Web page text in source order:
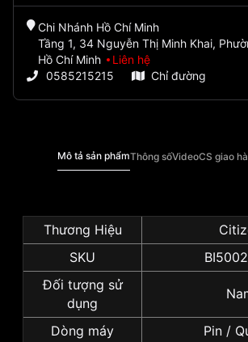
Chi Nhánh Hồ Chí Minh
Tầng 1, 34 Nguyễn Thị Minh Khai,
Hồ Chí Minh
Liên hệ
0585215215
Chỉ đường
Mô tả sản phẩmThông sốVideoCS giao
Thương Hiệu
SKU
Đối tượng sử
dụng
Dòng máy Pin /